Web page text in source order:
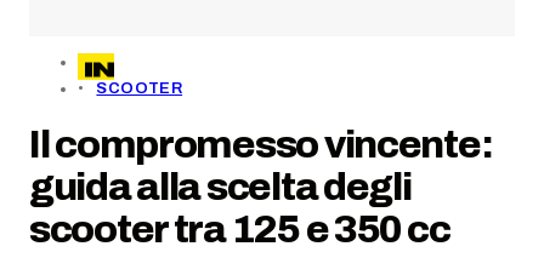
SCOOTER
Il compromesso vincente:
guida alla scelta degli
scooter tra 125 e 350 cc